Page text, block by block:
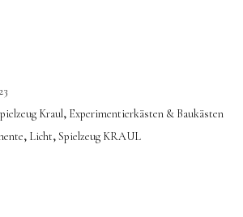
| Wooden Creations
Kinderuhren
| Decken & Rasseln
| Kinderuhren
Kraul, Experimentierkästen & Baukästen
, Licht,Spielzeug KRAUL